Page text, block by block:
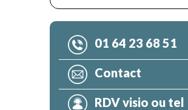
01 64 23 68 51
Contact
RDV visio ou tel